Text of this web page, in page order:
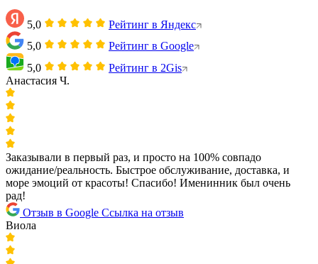
5,0
Рейтинг в Яндекс
5,0
Рейтинг в Google
5,0
Рейтинг в 2Gis
Анастасия Ч.
Заказывали в первый раз, и просто на 100% совпадо
ожидание/реальность. Быстрое обслуживание, доставка, и
море эмоций от красоты! Спасибо! Именинник был очень
рад!
Отзыв в Google Ссылка на отзыв
Виола